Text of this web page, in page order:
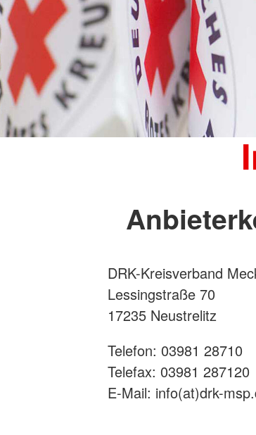
DRK-Kreisverband
Lessingstraße 70
17235 Neustrelitz
Telefon: 03981 28710
Telefax: 03981 287120
E-Mail: info(at)drk-